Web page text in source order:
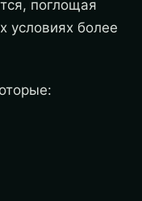
поглощая
условиях более